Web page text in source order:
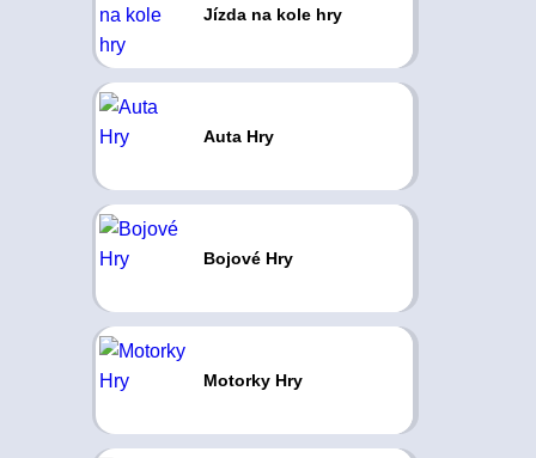
Jízda na kole hry
Auta Hry
Bojové Hry
Motorky Hry